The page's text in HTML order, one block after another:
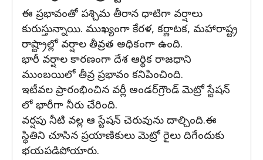
ఈ ప్రభావంతో పశ్చిమ తీరాన ధాటిగా వర్షాలు
కురుస్తున్నాయి. ముఖ్యంగా కేరళ, కర్ణాటక, మహారాష్ట్ర
రాష్ట్రాల్లో వర్షాల తీవ్రత అధికంగా ఉంది.
భారీ వర్షాల కారణంగా దేశ ఆర్థిక రాజధాని
ముంబయిలో తీవ్ర ప్రభావం కనిపించింది.
ఇటీవల ప్రారంభించిన వర్లీ అండర్‌గ్రౌండ్ మెట్రో స్టేషన్
లో భారీగా నీరు చేరింది.
వర్షపు నీటి వల్ల ఆ స్టేషన్ చెరువును దాల్చింది.ఈ
స్థితిని చూసిన ప్రయాణికులు మెట్రో రైలు దిగేందుకు
భయపడిపోయారు.